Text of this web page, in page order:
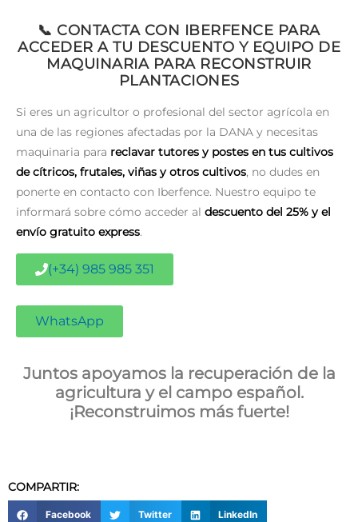
📞 CONTACTA CON IBERFENCE PARA
ACCEDER A TU DESCUENTO Y EQUIPO DE
MAQUINARIA PARA RECONSTRUIR
PLANTACIONES
Si eres un agricultor o profesional del sector agrícola en
una de las regiones afectadas por la DANA y necesitas
maquinaria para reclavar tutores y postes en tus cultivos
de cítricos, frutales, viñas y otros cultivos, no dudes en
ponerte en contacto con Iberfence. Nuestro equipo te
informará sobre cómo acceder al descuento del 25% y el
envío gratuito express.
(+34) 985 985 351
WhatsApp
Juntos apoyamos la recuperación de la
agricultura y el campo español.
¡Reconstruimos más fuerte!
COMPARTIR:
Facebook Twitter LinkedIn